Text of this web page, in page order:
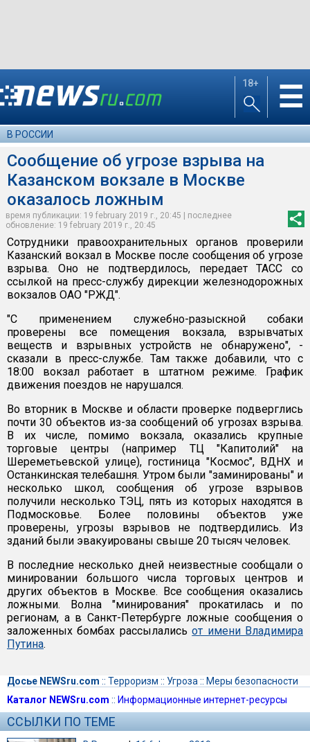
18+ ☰
В РОССИИ
Сообщение об угрозе взрыва на
Казанском вокзале в Москве
оказалось ложным
время публикации: 19 february 2019 г., 20:45 | последнее
обновление: 19 february 2019 г., 20:45
Сотрудники правоохранительных органов проверили
Казанский вокзал в Москве после сообщения об угрозе
взрыва. Оно не подтвердилось, передает ТАСС со
ссылкой на пресс-службу дирекции железнодорожных
вокзалов ОАО "РЖД".
"С применением служебно-разыскной собаки
проверены все помещения вокзала, взрывчатых
веществ и взрывных устройств не обнаружено", -
сказали в пресс-службе. Там также добавили, что с
18:00 вокзал работает в штатном режиме. График
движения поездов не нарушался.
Во вторник в Москве и области проверке подверглись
почти 30 объектов из-за сообщений об угрозах взрыва.
В их числе, помимо вокзала, оказались крупные
торговые центры (например ТЦ "Капитолий" на
Шереметьевской улице), гостиница "Космос", ВДНХ и
Останкинская телебашня. Утром были "заминированы" и
несколько школ, сообщения об угрозе взрывов
получили несколько ТЭЦ, пять из которых находятся в
Подмосковье. Более половины объектов уже
проверены, угрозы взрывов не подтвердились. Из
зданий были эвакуированы свыше 20 тысяч человек.
В последние несколько дней неизвестные сообщали о
минировании большого числа торговых центров и
других объектов в Москве. Все сообщения оказались
ложными. Волна "минирования" прокатилась и по
регионам, а в Санкт-Петербурге ложные сообщения о
заложенных бомбах рассылалисьот имени Владимира
Путина.
Досье NEWSru.com :: Терроризм :: Угроза :: Меры безопасности
Каталог NEWSru.com :: Информационные интернет-ресурсы
ССЫЛКИ ПО ТЕМЕ